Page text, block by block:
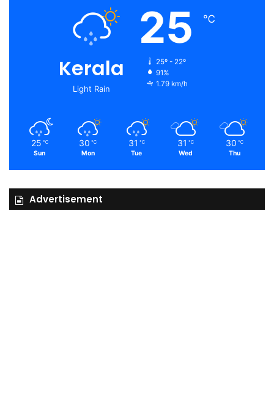
Kerala
Light Rain
25 ℃
25º - 22º
91%
1.79 km/h
25 ℃
Sun
30 ℃
Mon
31 ℃
Tue
31 ℃
Wed
30 ℃
Thu
Advertisement